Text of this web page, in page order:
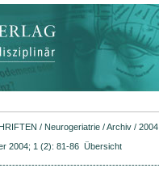
/ Neurogeriatrie /Archiv /
2004; 1 (2): 81-86 Übersicht